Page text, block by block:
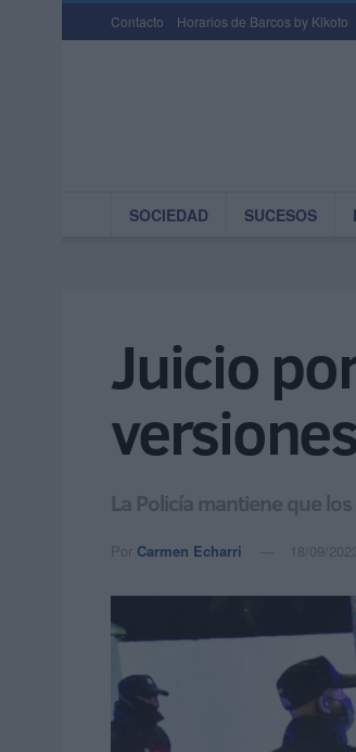
Contacto Horarios de Barcos by Kikoto
SOCIEDAD SUCESOS
Juicio
La Policía mantiene que
Por Carmen Echarri 18/09/